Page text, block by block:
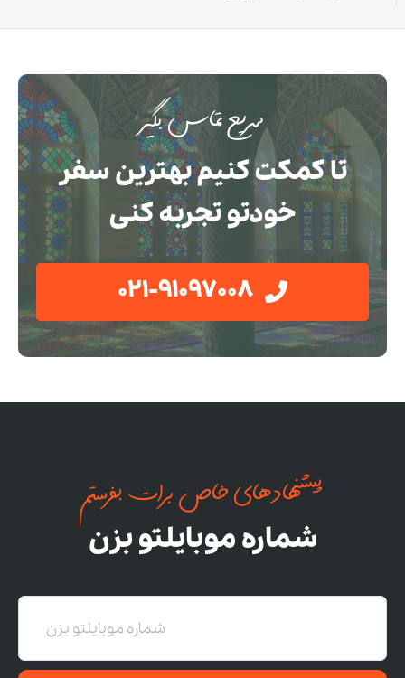
سریع تماس بگیر
تا کمکت کنیم بهترین سفر
خودتو تجربه کنی
021-91097008
پیشنهادهای خاص برات بفرستم
شماره موبایلتو بزن